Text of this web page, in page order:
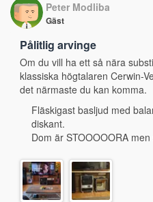
Peter Modliba
Gäst
Pålitlig arvinge
Om du vill ha ett så nära
klassiska högtalaren Cerwin-
det närmaste du kan komma.
Fläskigast basljud med
diskant.
Dom är STOOOOORA